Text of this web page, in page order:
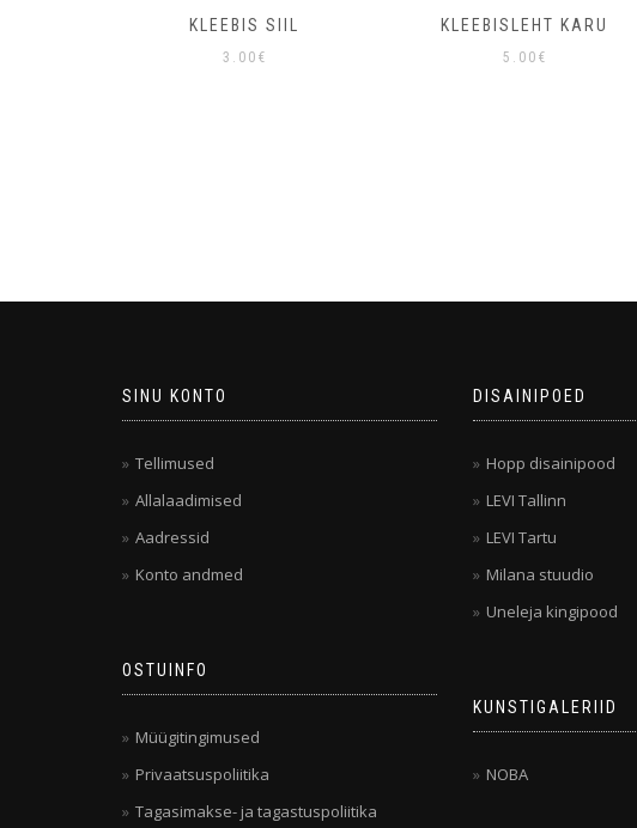
KLEEBIS SIIL
3.00 €
KLEEBISLEHT KARU
5.00 €
SINU KONTO
Tellimused
Allalaadimised
Aadressid
Konto andmed
OSTUINFO
Müügitingimused
Privaatsuspoliitika
Tagasimakse- ja tagastuspoliitika
DISAINIPOED
Hopp disainipood
LEVI Tallinn
LEVI Tartu
Milana stuudio
Uneleja kingipood
KUNSTIGALERIID
NOBA